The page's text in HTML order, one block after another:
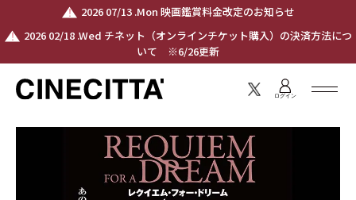
2026 07/13 .Mon 映画鑑賞料金改定のお知らせ
2026 02/18 .Wed チネット（オンラインチケット購入）の決済方法につ
いて ※6/26更新
ログイン